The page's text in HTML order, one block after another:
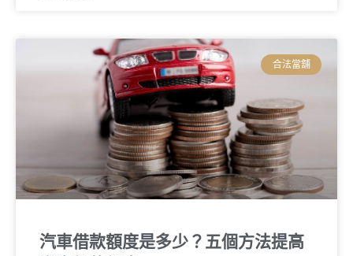
合法當舖
汽車借款額度是多少？五個方法提高